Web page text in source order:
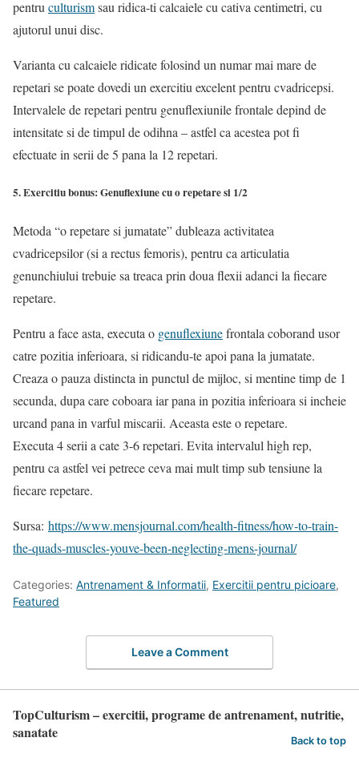
pentru culturismsau ridica-ti calcaiele cu cativa centimetri, cu
ajutorul unui disc.
Varianta cu calcaiele ridicate folosind un numar mai mare de
repetari se poate dovedi un exercitiu excelent pentru cvadricepsi.
Intervalele de repetari pentru genuflexiunile frontale depind de
intensitate si de timpul de odihna – astfel ca acestea pot fi
efectuate in serii de 5 pana la 12 repetari.
5. Exercitiu bonus: Genuflexiune cu o repetare si 1/2
Metoda “o repetare si jumatate” dubleaza activitatea
cvadricepsilor (si a rectus femoris), pentru ca articulatia
genunchiului trebuie sa treaca prin doua flexii adanci la fiecare
repetare.
Pentru a face asta, executa o genuflexiunefrontala coborand usor
catre pozitia inferioara, si ridicandu-te apoi pana la jumatate.
Creaza o pauza distincta in punctul de mijloc, si mentine timp de 1
secunda, dupa care coboara iar pana in pozitia inferioara si incheie
urcand pana in varful miscarii. Aceasta este o repetare.
Executa 4 serii a cate 3-6 repetari. Evita intervalul high rep,
pentru ca astfel vei petrece ceva mai mult timp sub tensiune la
fiecare repetare.
Sursa: https://www.mensjournal.com/health-fitness/how-to-train-
the-quads-muscles-youve-been-neglecting-mens-journal/
Categories: Antrenament & Informatii, Exercitii pentru picioare,
Featured
Leave a Comment
TopCulturism – exercitii, programe de antrenament, nutritie,
sanatate
Back to top